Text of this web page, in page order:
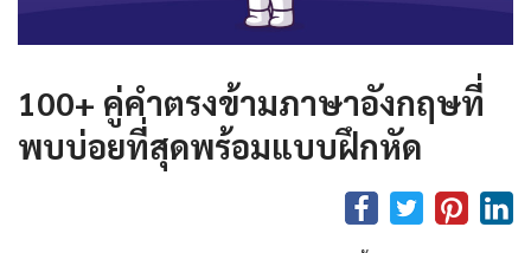
100+ คู่คำตรงข้ามภาษาอังกฤษที่
พบบ่อยที่สุดพร้อมแบบฝึกหัด